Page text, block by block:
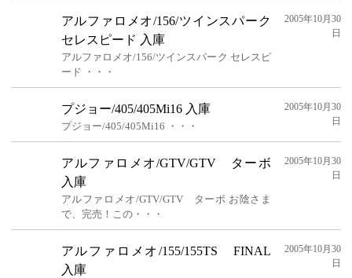
アルファロメオ/156/ツインスパーク
セレスピード 入庫
アルファロメオ/156/ツインスパーク セレスピ
ード ・・・
2005年10月30
日
プジョー/405/405Mi16 入庫
プジョー/405/405Mi16 ・・・
2005年10月30
日
アルファロメオ/GTV/GTV ターボ
入庫
アルファロメオ/GTV/GTV ターボ お陰さま
で、完売！この・・・
2005年10月30
日
アルファロメオ/155/155TS FINAL
入庫
2005年10月30
日